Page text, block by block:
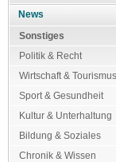
News
Sonstiges
Politik & Recht
Wirtschaft & Tourismus
Sport & Gesundheit
Kultur & Unterhaltung
Bildung & Soziales
Chronik & Wissen